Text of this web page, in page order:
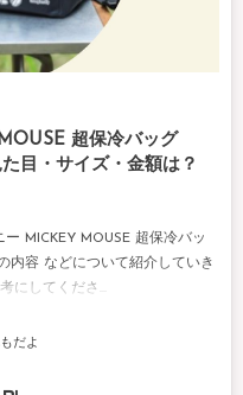
超保冷バッグ
目・サイズ・金額は？
MICKEY MOUSE 超保冷バッ
内容 などについて紹介していき
してくださ...
だよ